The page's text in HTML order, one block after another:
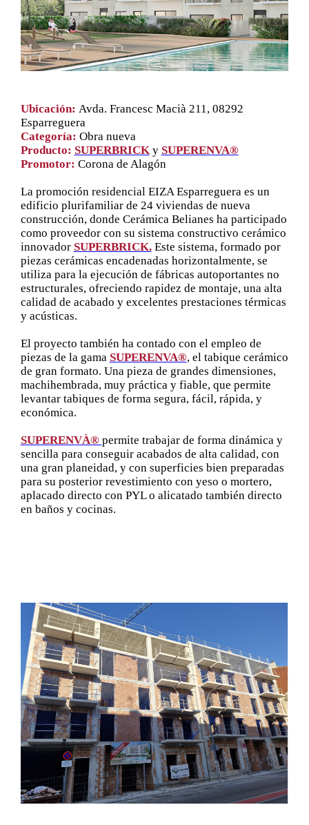
Ubicación: Avda. Francesc Macià 211, 08292
Esparreguera
Categoría: Obra nueva
Producto: SUPERBRICKy SUPERENVA®
Promotor: Corona de Alagón
La promoción residencial EIZA Esparreguera es un
edificio plurifamiliar de 24 viviendas de nueva
construcción, donde Cerámica Belianes ha participado
como proveedor con su sistema constructivo cerámico
innovador SUPERBRICK.Este sistema, formado por
piezas cerámicas encadenadas horizontalmente, se
utiliza para la ejecución de fábricas autoportantes no
estructurales, ofreciendo rapidez de montaje, una alta
calidad de acabado y excelentes prestaciones térmicas
y acústicas.
El proyecto también ha contado con el empleo de
piezas de la gama SUPERENVA®, el tabique cerámico
de gran formato. Una pieza de grandes dimensiones,
machihembrada, muy práctica y fiable, que permite
levantar tabiques de forma segura, fácil, rápida, y
económica.
SUPERENVÀ® permite trabajar de forma dinámica y
sencilla para conseguir acabados de alta calidad, con
una gran planeidad, y con superficies bien preparadas
para su posterior revestimiento con yeso o mortero,
aplacado directo con PYL o alicatado también directo
en baños y cocinas.